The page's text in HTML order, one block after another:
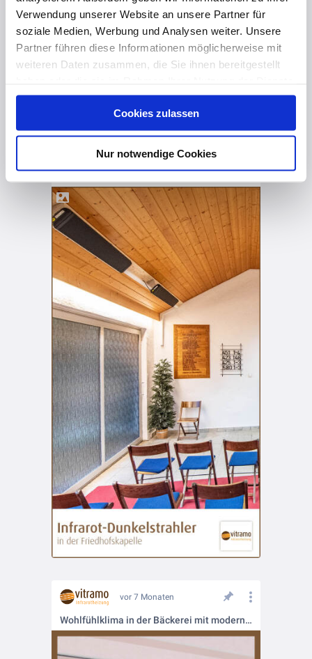
Verwendung unserer Website an unsere Partner für
soziale Medien, Werbung und Analysen weiter. Unsere
Partner führen diese Informationen möglicherweise mit
weiteren Daten zusammen, die Sie ihnen bereitgestellt
gesammelt haben. Hier finden Sie Informationen zum
und unserImpressum.
Cookies zulassen
Nur notwendige Cookies
vor 3 Monaten
vor 7 Monaten
Wohlfühlklima in der Bäckerei mit moderner Infrarotheizung